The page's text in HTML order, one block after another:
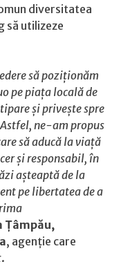
diversitatea
să utilizeze
să poziționăm
pe piața locală de
și privește spre
ne-am propus
să aducă la viață
și responsabil, în
așteaptă de la
pe libertatea de a
Țâmpău,
, agenție care